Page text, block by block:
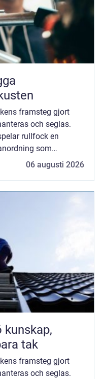
framsteg gjort
och seglas.
rullfock en
som
in ...06 augusti 2026
tak
framsteg gjort
och seglas.